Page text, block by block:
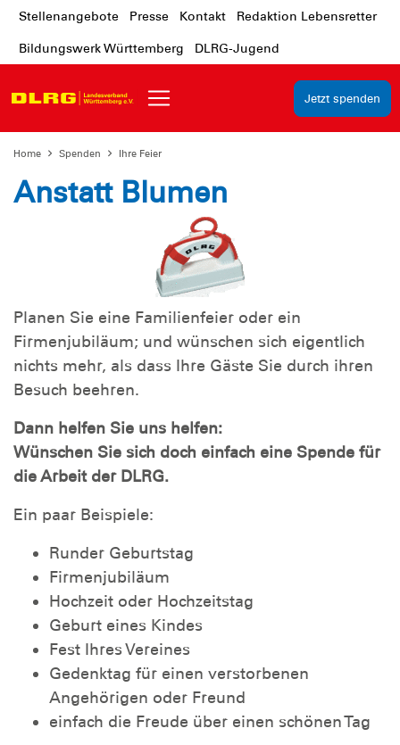
Stellenangebote Presse Kontakt Redaktion Lebensretter
Bildungswerk Württemberg DLRG-Jugend
Jetzt spenden
Home Spenden Ihre Feier
Anstatt Blumen
Planen Sie eine Familienfeier oder ein
Firmenjubiläum; und wünschen sich eigentlich
nichts mehr, als dass Ihre Gäste Sie durch ihren
Besuch beehren.
Dann helfen Sie uns helfen:
Wünschen Sie sich doch einfach eine Spende für
die Arbeit der DLRG.
Ein paar Beispiele:
Runder Geburtstag
Firmenjubiläum
Hochzeit oder Hochzeitstag
Geburt eines Kindes
Fest Ihres Vereines
Gedenktag für einen verstorbenen
Angehörigen oder Freund
einfach die Freude über einen schönen Tag